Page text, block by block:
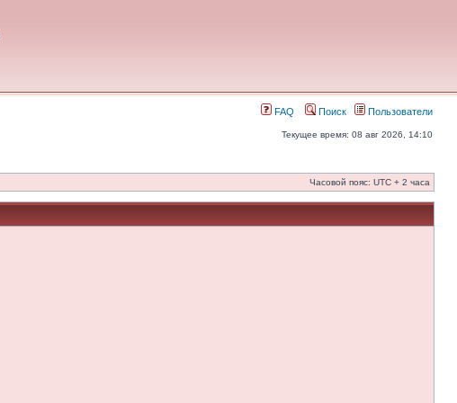
FAQ Поиск Пользователи
Текущее время: 08 авг 2026, 14:10
Часовой пояс: UTC + 2 часа